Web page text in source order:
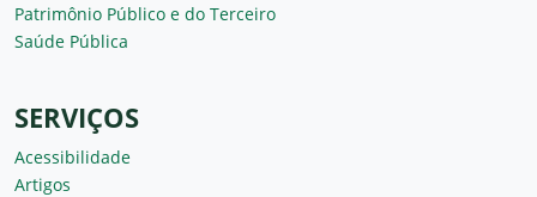
Patrimônio Público e do Terceiro
Saúde Pública
SERVIÇOS
Acessibilidade
Artigos